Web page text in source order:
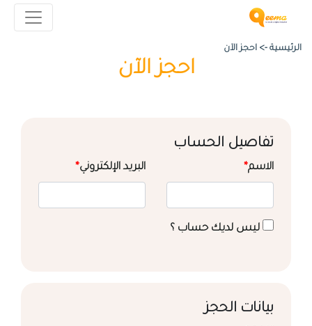
الرئيسية -> احجز الآن
احجز الآن
تفاصيل الحساب
الاسم* البريد الإلكتروني*
ليس لديك حساب ؟
بيانات الحجز